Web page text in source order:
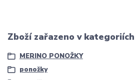
Zboží zařazeno v kategoriích
MERINO PONOŽKY
ponožky